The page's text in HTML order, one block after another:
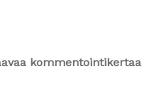
kommentointikertaa